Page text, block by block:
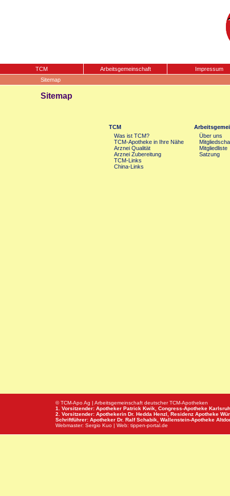
TCM Arbeitsgemeinschaft
Impressum
Sitemap
Sitemap
TCM
Was ist TCM?
TCM-Apotheke in Ihre Nähe
Arznei Qualität
Arznei Zubereitung
TCM-Links
China-Links
Über uns
Mitgliedliste
Satzung
© TCM-Apo Ag | Arbeitsgemeinschaft deutscher TCM-Apotheken
1. Vorsitzender: Apotheker Patrick Kwik, Congress-Apotheke
2. Vorsitzender: Apothekerin Dr. Hedda Henzl, Residenz Apotheke
Schriftführer: Apotheker Dr. Ralf Schabik, Wallenstein-Apotheke
Webmaster: Sergio Kuo | Web: tippen-portal.de